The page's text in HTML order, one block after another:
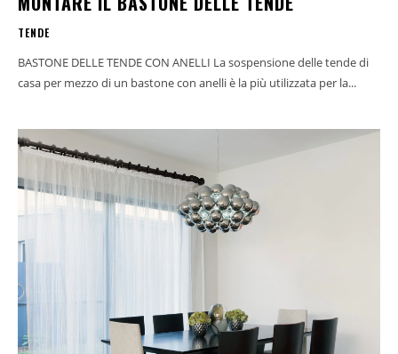
TENDE
BASTONE DELLE TENDE CON ANELLI La sospensione delle tende di
casa per mezzo di un bastone con anelli è la più utilizzata per la...